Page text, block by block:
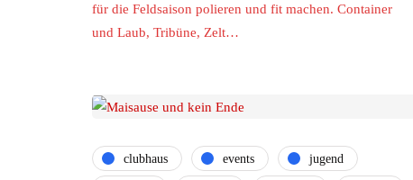
für die Feldsaison polieren und fit machen. Container
und Laub, Tribüne, Zelt…
clubhaus events jugend